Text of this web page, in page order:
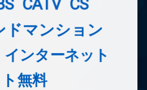
CATV CS
ドマンション
インターネット
無料